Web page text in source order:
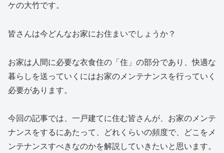
ケの大竹です。
皆さんは今どんなお家にお住まいでしょうか？
お家は人間に必要な衣食住の「住」の部分であり、快適な
暮らしを送っていくにはお家のメンテナンスを行っていく
必要があります。
今回の記事では、一戸建てに住む皆さんが、お家のメンテ
ナンスをするにあたって、どれくらいの頻度で、どこをメ
ンテナンスすべきなのかを解説していきたいと思います。